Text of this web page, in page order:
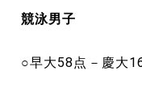
競泳男子
○早大58点－慶大